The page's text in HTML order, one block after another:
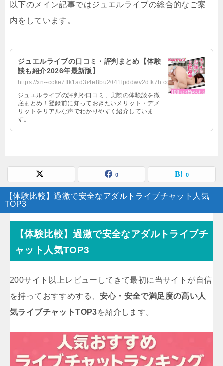
以下のメイン記事ではジュエルライブの総合的なご案
内をしています。
ジュエルライブの口コミ・評判まとめ【体験
談も紹介2026年最新版】
https://xn--ccke7ffk1ad3i4e8bu2041lpddwv2dfk7h.com/juellive.html
ジュエルライブの評判や口コミ、実際の体験談を徹
底まとめ！登録前に知っておきたいメリット・デメ
リットをリアルな声でわかりやすく紹介していま
す。
0 0
【体験比較】過激で安全なアダルトライブチャット人気
TOP3
【体験比較】過激で安全なアダルトライブチ
ャット人気TOP3
200サイト以上レビューしてきて最初に当サイトが自信
を持っておすすめする、安心・安全で満足度の高い人
気ライブチャットTOP3を紹介します。